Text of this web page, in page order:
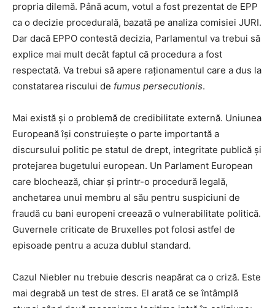
propria dilemă. Până acum, votul a fost prezentat de EPP
ca o decizie procedurală, bazată pe analiza comisiei JURI.
Dar dacă EPPO contestă decizia, Parlamentul va trebui să
explice mai mult decât faptul că procedura a fost
respectată. Va trebui să apere raționamentul care a dus la
constatarea riscului de fumus persecutionis.
Mai există și o problemă de credibilitate externă. Uniunea
Europeană își construiește o parte importantă a
discursului politic pe statul de drept, integritate publică și
protejarea bugetului european. Un Parlament European
care blochează, chiar și printr-o procedură legală,
anchetarea unui membru al său pentru suspiciuni de
fraudă cu bani europeni creează o vulnerabilitate politică.
Guvernele criticate de Bruxelles pot folosi astfel de
episoade pentru a acuza dublul standard.
Cazul Niebler nu trebuie descris neapărat ca o criză. Este
mai degrabă un test de stres. El arată ce se întâmplă